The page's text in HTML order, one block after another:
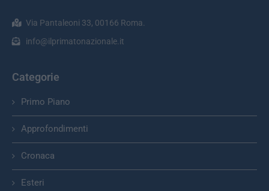
Via Pantaleoni 33, 00166 Roma.
info@ilprimatonazionale.it
Categorie
Primo Piano
Approfondimenti
Cronaca
Esteri